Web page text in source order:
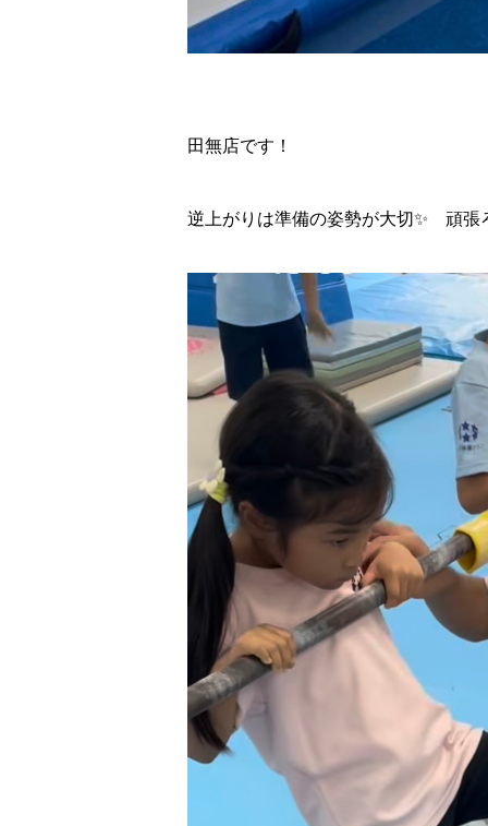
田無店です！
逆上がりは準備の姿勢が大切✨ 頑張